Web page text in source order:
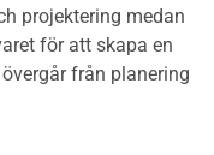
projektering medan
för att skapa en
från planering